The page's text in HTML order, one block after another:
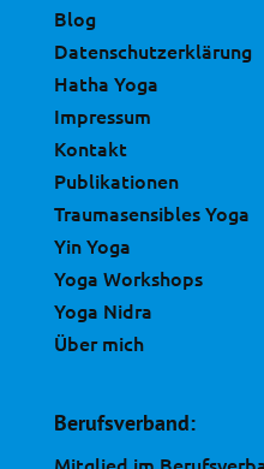
Blog
Datenschutzerklärung
Hatha Yoga
Impressum
Kontakt
Publikationen
Traumasensibles Yoga
Yin Yoga
Yoga Workshops
Yoga Nidra
Über mich
Berufsverband: